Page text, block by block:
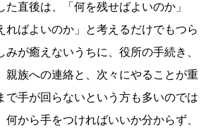
た直後は、「何を残せばよいのか」
ればよいのか」と考えるだけでもつら
みが癒えないうちに、役所の手続き、
親族への連絡と、次々にやることが重
で手が回らないという方も多いのでは
何から手をつければいいか分からず、